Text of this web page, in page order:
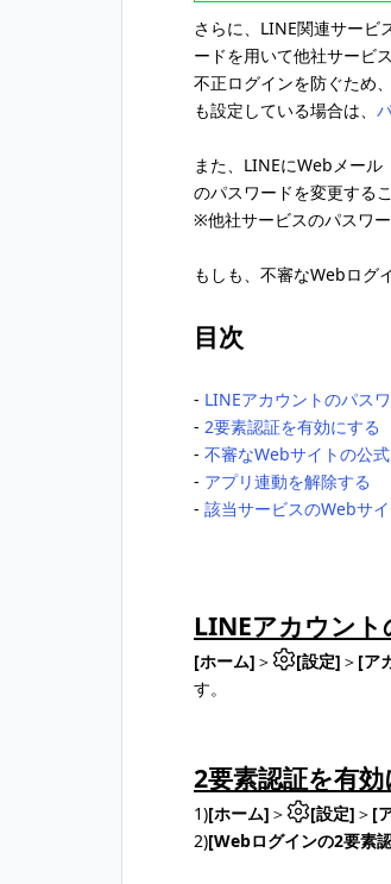
さらに、LINE関連サービ
ードを用いて他社サービ
不正ログインを防ぐため
も設定している場合は、
また、LINEにWebメー
のパスワードを変更する
※他社サービスのパスワ
もしも、不審なWebログ
目次
‐ LINEアカウントのパス
‐ 2要素認証を有効にする
‐ 不審なWebサイトの公
‐ アプリ連動を解除する
‐ 該当サービスのWebサ
LINEアカウン
[ホーム] ＞ [設定] ＞ [ア
す。
2要素認証を有
1)[ホーム] ＞ [設定] ＞ [
2)[Webログインの2要素